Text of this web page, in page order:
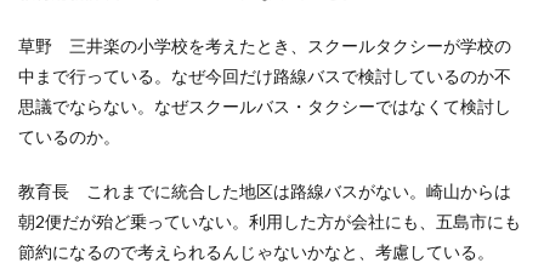
草野 三井楽の小学校を考えたとき、スクールタクシーが学校の
中まで行っている。なぜ今回だけ路線バスで検討しているのか不
思議でならない。なぜスクールバス・タクシーではなくて検討し
ているのか。
教育長 これまでに統合した地区は路線バスがない。崎山からは
朝2便だが殆ど乗っていない。利用した方が会社にも、五島市にも
節約になるので考えられるんじゃないかなと、考慮している。